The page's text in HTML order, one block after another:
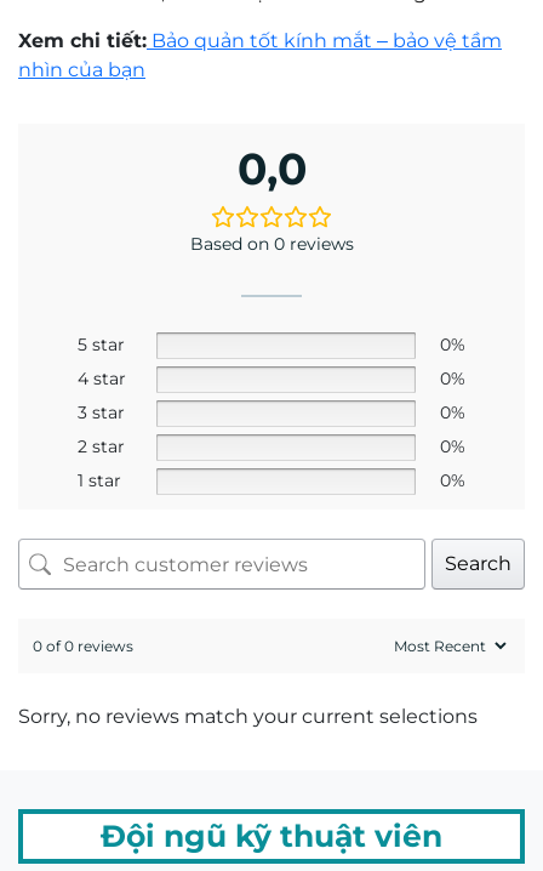
Xem chi tiết: Bảo quản tốt kính mắt – bảo vệ tầm
nhìn của bạn
0,0
Based on 0 reviews
5 star
0%
4 star
0%
3 star
0%
2 star
0%
1 star
0%
Search
0 of 0 reviews
Sorry, no reviews match your current selections
Đội ngũ kỹ thuật viên